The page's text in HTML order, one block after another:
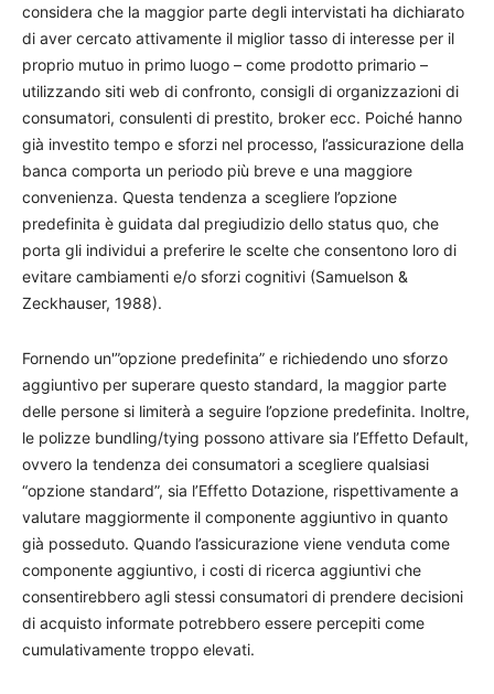
considera che la maggior parte degli intervistati ha dichiarato
di aver cercato attivamente il miglior tasso di interesse per il
proprio mutuo in primo luogo – come prodotto primario –
utilizzando siti web di confronto, consigli di organizzazioni di
consumatori, consulenti di prestito, broker ecc. Poiché hanno
già investito tempo e sforzi nel processo, l’assicurazione della
banca comporta un periodo più breve e una maggiore
convenienza. Questa tendenza a scegliere l’opzione
predefinita è guidata dal pregiudizio dello status quo, che
porta gli individui a preferire le scelte che consentono loro di
evitare cambiamenti e/o sforzi cognitivi (Samuelson &
Zeckhauser, 1988).
Fornendo un'”opzione predefinita” e richiedendo uno sforzo
aggiuntivo per superare questo standard, la maggior parte
delle persone si limiterà a seguire l’opzione predefinita. Inoltre,
le polizze bundling/tying possono attivare sia l’Effetto Default,
ovvero la tendenza dei consumatori a scegliere qualsiasi
“opzione standard”, sia l’Effetto Dotazione, rispettivamente a
valutare maggiormente il componente aggiuntivo in quanto
già posseduto. Quando l’assicurazione viene venduta come
componente aggiuntivo, i costi di ricerca aggiuntivi che
consentirebbero agli stessi consumatori di prendere decisioni
di acquisto informate potrebbero essere percepiti come
cumulativamente troppo elevati.